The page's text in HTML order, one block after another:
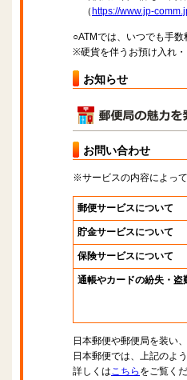
（ https://www.jp-
○ATMでは、いつでも手
※硬貨を伴うお預け入れ
お知らせ
お問い合わせ
※サービスの内容によっ
郵便サービスについて
貯金サービスについて
保険サービスについて
通帳やカードの紛失・盗
日本郵便や郵便局を装い
日本郵便では、上記のよ
詳しくはこちら をご覧くだ